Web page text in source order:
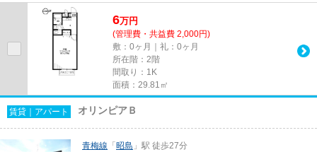
6万円
(管理費・共益費 2,000円)
敷：0ヶ月｜礼：0ヶ月
所在階：2階
間取り：1K
面積：29.81㎡
賃貸｜アパート オリンピアＢ
青梅線 「昭島 」駅 徒歩27分